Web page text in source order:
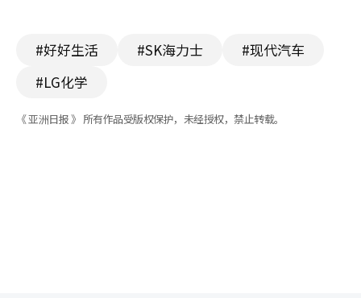
#好好生活 #SK海力士
#现代汽车
#LG化学
《 亚洲日报 》 所有作品受版权保护，未经授权，禁止转载。